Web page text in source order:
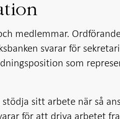
medlemmar.
svarar för
som
sitt arbete när så
för att driva arbetet